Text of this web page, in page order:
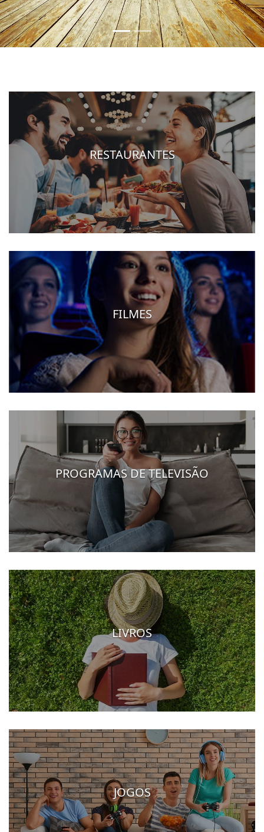
RESTAURANTES
FILMES
PROGRAMAS DE TELEVISÃO
LIVROS
JOGOS